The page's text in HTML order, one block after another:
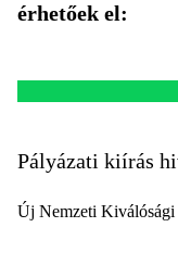
érhetőek el:
Pályázati kiírás
Új Nemzeti Kiválósági